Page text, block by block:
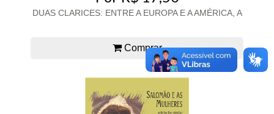
DUAS CLARICES: ENTRE A EUROPA E A AMÉRICA, A
Comprar